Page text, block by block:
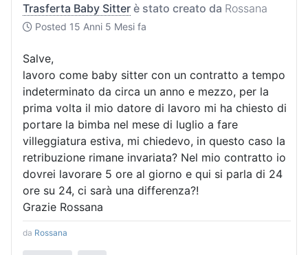
Trasferta Baby Sitter è stato creato da Rossana
Posted 15 Anni 5 Mesi fa
Salve,
lavoro come baby sitter con un contratto a tempo
indeterminato da circa un anno e mezzo, per la
prima volta il mio datore di lavoro mi ha chiesto di
portare la bimba nel mese di luglio a fare
villeggiatura estiva, mi chiedevo, in questo caso la
retribuzione rimane invariata? Nel mio contratto io
dovrei lavorare 5 ore al giorno e qui si parla di 24
ore su 24, ci sarà una differenza?!
Grazie Rossana
da Rossana